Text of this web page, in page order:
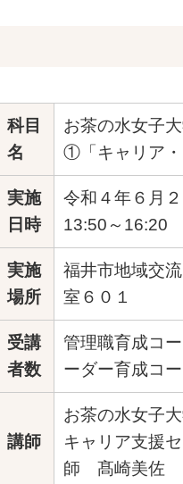
科目
名
お茶の水女子
①「キャリア
実施
日時
令和４年６月
13:50～16:20
実施
場所
福井市地域交
室６０１
受講
者数
管理職育成コ
ーダー育成コ
講師
お茶の水女子
キャリア支援
師 髙崎美佐